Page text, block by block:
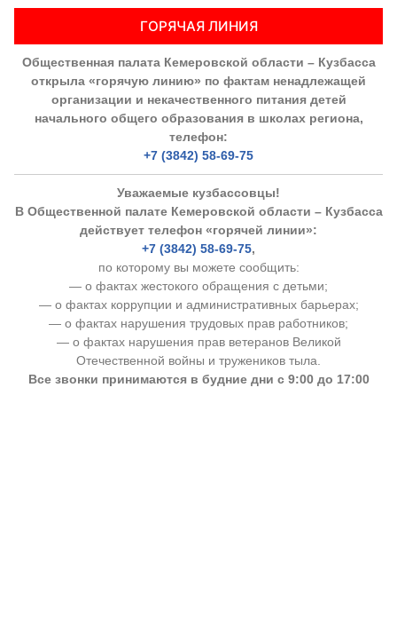
ГОРЯЧАЯ ЛИНИЯ
Общественная палата Кемеровской области – Кузбасса
открыла «горячую линию» по фактам ненадлежащей
организации и некачественного питания детей
начального общего образования в школах региона,
телефон:
+7 (3842) 58-69-75
Уважаемые кузбассовцы!
В Общественной палате Кемеровской области – Кузбасса
действует телефон «горячей линии»:
+7 (3842) 58-69-75,
по которому вы можете сообщить:
— о фактах жестокого обращения с детьми;
— о фактах коррупции и административных барьерах;
— о фактах нарушения трудовых прав работников;
— о фактах нарушения прав ветеранов Великой
Отечественной войны и тружеников тыла.
Все звонки принимаются в будние дни с 9:00 до 17:00